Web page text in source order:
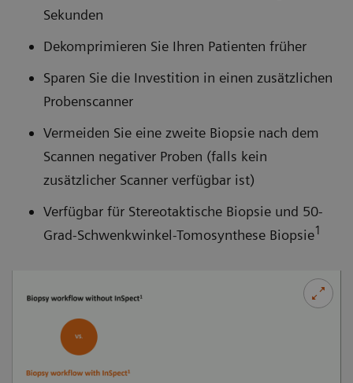
Sekunden
Dekomprimieren Sie Ihren Patienten früher
Sparen Sie die Investition in einen zusätzlichen
Probenscanner
Vermeiden Sie eine zweite Biopsie nach dem
Scannen negativer Proben (falls kein
zusätzlicher Scanner verfügbar ist)
Verfügbar für Stereotaktische Biopsie und 50-
Grad-Schwenkwinkel-Tomosynthese Biopsie1